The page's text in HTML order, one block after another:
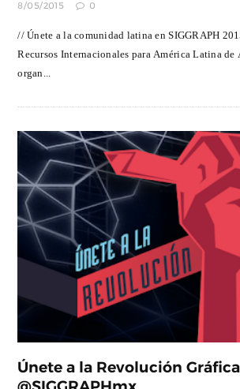
8/05/2015 0
// Únete a la comunidad latina en SIGGRAPH
Recursos Internacionales para América Latina de
organ...
Únete a la Revolución